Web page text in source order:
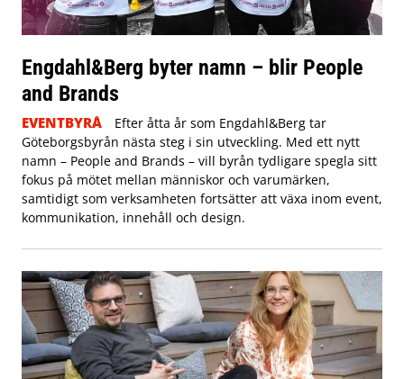
Engdahl&Berg byter namn – blir People
and Brands
EVENTBYRÅ
Efter åtta år som Engdahl&Berg tar
Göteborgsbyrån nästa steg i sin utveckling. Med ett nytt
namn – People and Brands – vill byrån tydligare spegla sitt
fokus på mötet mellan människor och varumärken,
samtidigt som verksamheten fortsätter att växa inom event,
kommunikation, innehåll och design.